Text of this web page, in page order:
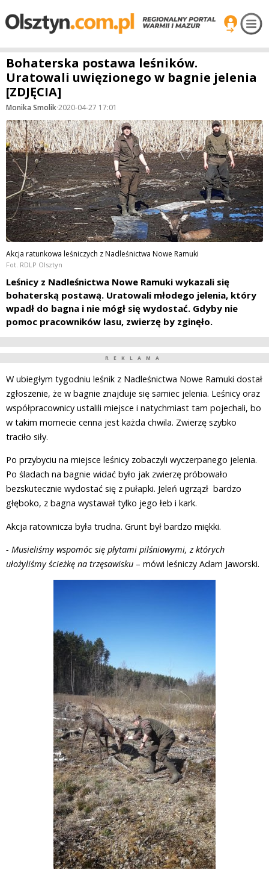
Bohaterska postawa leśników.
Uratowali uwięzionego w bagnie jelenia
[ZDJĘCIA]
Monika Smolik·2020-04-27 17:01
Akcja ratunkowa leśniczych z Nadleśnictwa Nowe Ramuki
Fot. RDLP Olsztyn
Leśnicy z Nadleśnictwa Nowe Ramuki wykazali się
bohaterską postawą. Uratowali młodego jelenia, który
wpadł do bagna i nie mógł się wydostać. Gdyby nie
pomoc pracowników lasu, zwierzę by zginęło.
REKLAMA
W ubiegłym tygodniu leśnik z Nadleśnictwa Nowe Ramuki dostał
zgłoszenie, że w bagnie znajduje się samiec jelenia. Leśnicy oraz
współpracownicy ustalili miejsce i natychmiast tam pojechali, bo
w takim momecie cenna jest każda chwila. Zwierzę szybko
traciło siły.
Po przybyciu na miejsce leśnicy zobaczyli wyczerpanego jelenia.
Po śladach na bagnie widać było jak zwierzę próbowało
bezskutecznie wydostać się z pułapki. Jeleń ugrzązł bardzo
głęboko, z bagna wystawał tylko jego łeb i kark.
Akcja ratownicza była trudna. Grunt był bardzo miękki.
- Musieliśmy wspomóc się płytami pilśniowymi, z których
ułożyliśmy ścieżkę na trzęsawisku – mówi leśniczy Adam Jaworski.